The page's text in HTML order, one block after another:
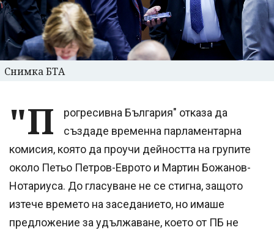
Снимка БТА
"П
рогресивна България" отказа да
създаде временна парламентарна
комисия, която да проучи дейността на групите
около Петьо Петров-Еврото и Мартин Божанов-
Нотариуса. До гласуване не се стигна, защото
изтече времето на заседанието, но имаше
предложение за удължаване, което от ПБ не